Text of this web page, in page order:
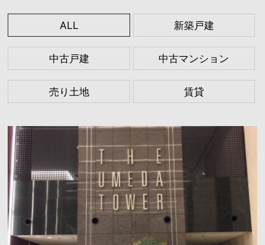
ALL 新築戸建
中古戸建 中古マンション
売り土地 賃貸